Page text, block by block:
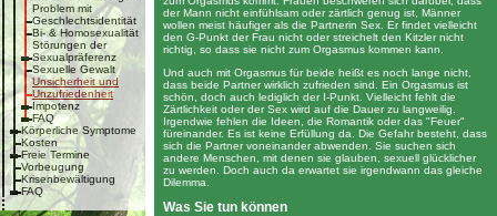
Problem mit
Geschlechtsidentität
Bi- & Homosexualität
Störungen der
Sexualpräferenz
Sexuelle Gewalt
Unsicherheit und
Unzufriedenheit
Impotenz
FAQ
Körperliche Symptome
Kosten
Freie Termine
Vorbeugung
Krisenbewältigung
FAQ
der Mann nicht einfühlsam oder zärtlich genug ist, Männer
wollen meist häufiger als die Partnerin Sex. Er findet vielleicht
den G-Punkt der Frau nicht oder streichelt den Kitzler nicht
richtig, so dass sie nicht zum Orgasmus kommen kann.
Und auch mit Orgasmus für beide heißt es noch lange nicht,
dass beide Partner wirklich zufrieden sind. Ein Orgasmus ist
schön, doch auch lediglich der I-Punkt. Vielleicht fehlt die
Zärtlichkeit oder der Sex wird auf die Dauer zu langweilig.
Irgendwie fehlen die Ideen, die Romantik oder das "Feuer"
füreinander. Es ist keine Erfüllung da. Die Gefahr besteht, dass
sich die Partner voneinander abwenden. Sie suchen sich
andere Menschen, mit denen sie glauben, sexuell glücklicher
zu werden. Doch auch da erwartet sie irgendwann das gleiche
Dilemma.
Was Sie tun können